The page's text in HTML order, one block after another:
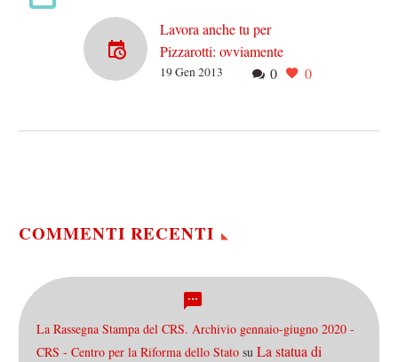
Lavora anche tu per
Pizzarotti: ovviamente
gratis!
0 0
19 Gen 2013
COMMENTI RECENTI
La Rassegna Stampa del CRS. Archivio gennaio-giugno 2020 -
CRS - Centro per la Riforma dello Stato su La statua di